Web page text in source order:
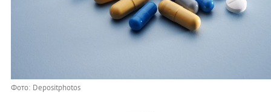
Фото: Depositphotos